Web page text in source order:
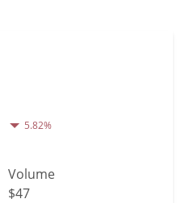
5.82%
Volume
$47